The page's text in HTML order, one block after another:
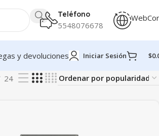
Teléfono
5548076678
y devoluciones Iniciar Sesión $
24